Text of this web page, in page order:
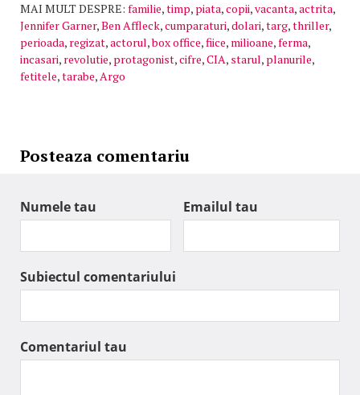
MAI MULT DESPRE: familie,timp, piata,copii,vacanta,actrita,
Jennifer Garner,Ben Affleck,cumparaturi,dolari,targ,thriller,
perioada, regizat,actorul,box office,fiice, milioane,ferma,
incasari, revolutie, protagonist,cifre,CIA, starul, planurile,
fetitele,tarabe,Argo
Posteaza comentariu
Numele tau Emailul tau
Subiectul comentariului
Comentariul tau